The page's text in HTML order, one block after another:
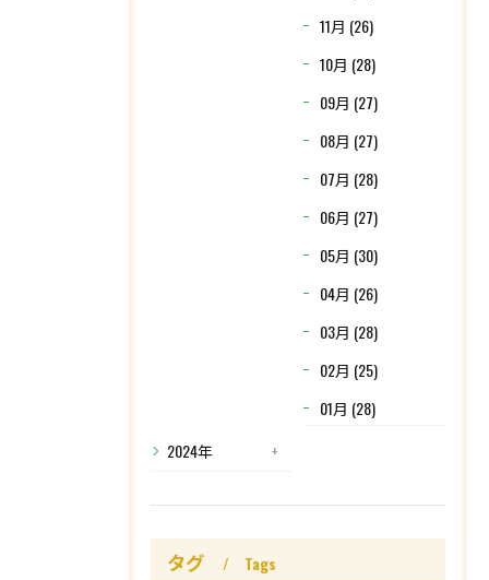
11月 (26)
10月 (28)
09月 (27)
08月 (27)
07月 (28)
06月 (27)
05月 (30)
04月 (26)
03月 (28)
02月 (25)
01月 (28)
2024年
タグ Tags